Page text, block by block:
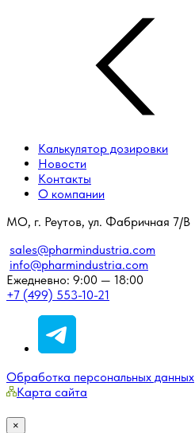
Калькулятор дозировки
Новости
Контакты
О компании
МО, г. Реутов, ул. Фабричная 7/В
sales@pharmindustria.com
info@pharmindustria.com
Ежедневно: 9:00 — 18:00
+7 (499) 553-10-21
Обработка персональных данных
Карта сайта
×